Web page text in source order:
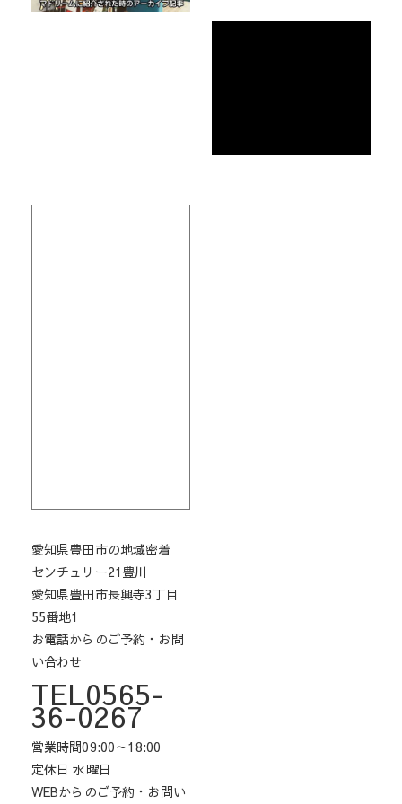
愛知県豊田市の地域密着
センチュリー21豊川
愛知県豊田市長興寺3丁目
55番地1
お電話からのご予約・お問
い合わせ
TEL0565-
36-0267
営業時間09:00～18:00
定休日 水曜日
WEBからのご予約・お問い